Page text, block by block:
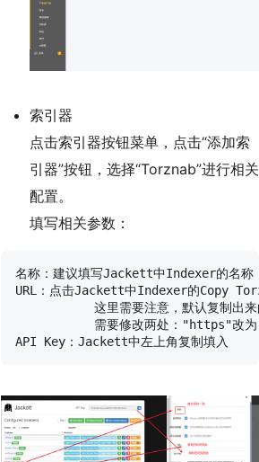
索引器
点击索引器按钮菜单，点击“添加索
引器”按钮，选择“Torznab”进行相关
配置。
填写相关参数：
名称：建议填写Jackett中Indexer的名称
URL：点击Jackett中Indexer的Copy